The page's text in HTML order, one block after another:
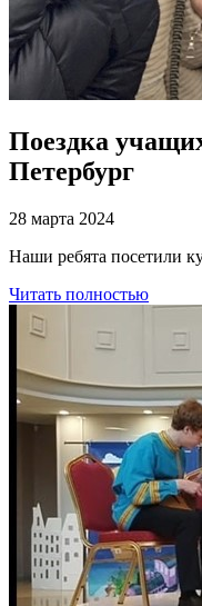
Поездка
Петербург
28 марта 2024
Наши ребята посетили
Читать полностью